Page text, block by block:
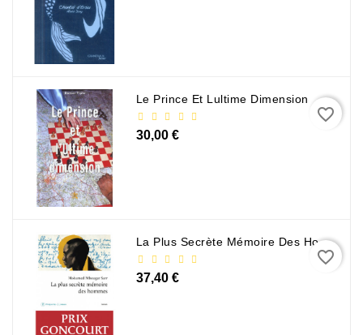
Le Prince Et Lultime Dimension
30,00 €
favorite_border
La Plus Secrète Mémoire Des Hommes - Mohamed Mbougar Sarr
37,40 €
favorite_border